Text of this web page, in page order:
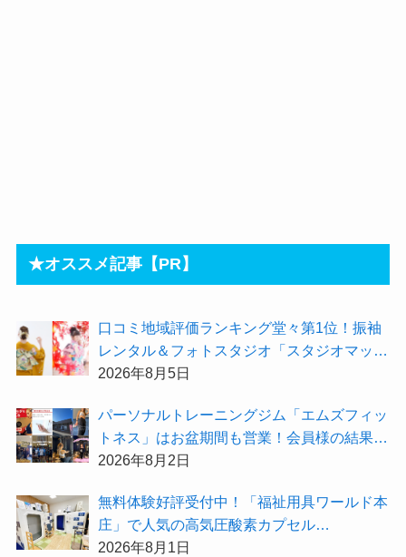
★オススメ記事【PR】
⼝コミ地域評価ランキング堂々第1位！振袖
レンタル＆フォトスタジオ「スタジオマック
ス」がお得な『2026年8月限定キャンペー
2026年8月5日
パーソナルトレーニングジム「エムズフィッ
トネス」はお盆期間も営業！会員様の結果を
大公開★
2026年8月2日
無料体験好評受付中！「福祉用具ワールド本
庄」で人気の高気圧酸素カプセル
「O2BOX（30分500円）」で夏バテ撃退★
2026年8月1日